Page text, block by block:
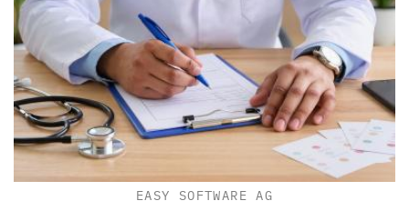
EASY SOFTWARE AG